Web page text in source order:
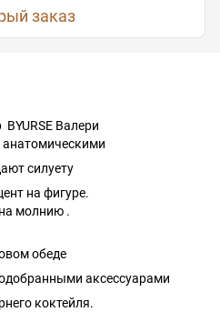
заказ
Валери
анатомическими
силуету
на фигуре.
молнию .
обеде
аксессуарами
коктейля.